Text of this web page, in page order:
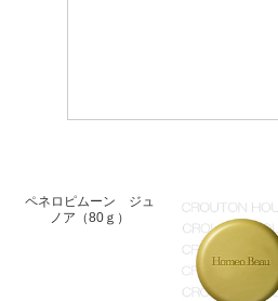
ペネロピムーン ジュ
ノア（80ｇ）